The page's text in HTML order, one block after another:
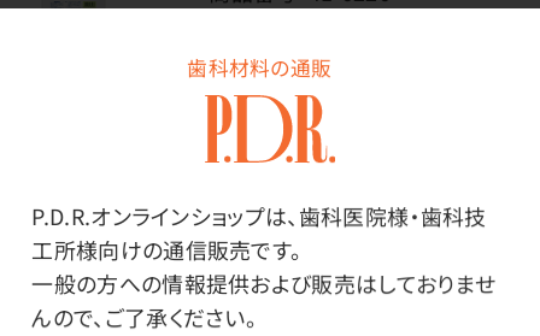
歯科材料の通販
P.D.R.オンラインショップは、歯科医院様・歯科技
工所様向けの通信販売です。
一般の方への情報提供および販売はしておりませ
んので、ご了承ください。
サイズ・内容量：
90L（10枚入）
価格はログイン後表示
ログイン